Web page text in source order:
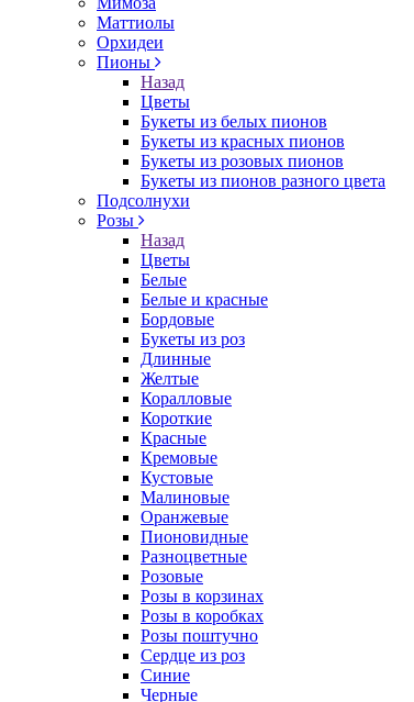
Маттиолы
Орхидеи
Пионы
Назад
Цветы
Букеты из белых пионов
Букеты из красных пионов
Букеты из розовых пионов
Букеты из пионов разного цвета
Подсолнухи
Розы
Назад
Цветы
Белые
Белые и красные
Бордовые
Букеты из роз
Длинные
Желтые
Коралловые
Короткие
Красные
Кремовые
Кустовые
Малиновые
Оранжевые
Пионовидные
Разноцветные
Розовые
Розы в корзинах
Розы в коробках
Розы поштучно
Сердце из роз
Синие
Черные